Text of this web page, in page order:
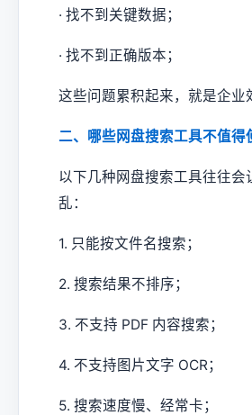
· 找不到关键数据；
· 找不到正确版本；
这些问题累积起来，就是企业
二、哪些网盘搜索工具不值得
以下几种网盘搜索工具往往会
乱：
1. 只能按文件名搜索；
2. 搜索结果不排序；
3. 不支持 PDF 内容搜索；
4. 不支持图片文字 OCR；
5. 搜索速度慢、经常卡；